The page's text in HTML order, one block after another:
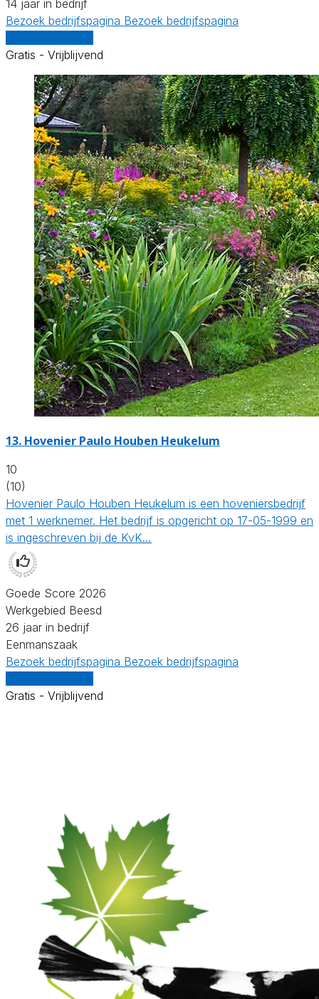
14 jaar in bedrijf
Bezoek bedrijfspagina Bezoek bedrijfspagina
Gratis - Vrijblijvend
13. Hovenier Paulo Houben Heukelum
10
(10)
Hovenier Paulo Houben Heukelum is een hoveniersbedrijf
met 1 werknemer. Het bedrijf is opgericht op 17-05-1999 en
is ingeschreven bij de KvK…
Goede Score 2026
Werkgebied Beesd
26 jaar in bedrijf
Eenmanszaak
Bezoek bedrijfspagina Bezoek bedrijfspagina
Gratis - Vrijblijvend